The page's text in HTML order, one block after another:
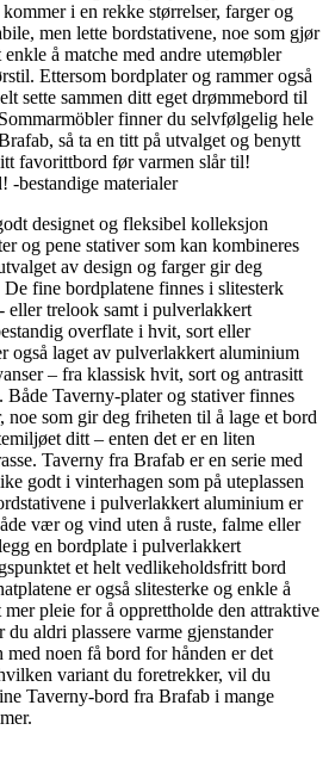
i en rekke størrelser, farger og
men lette bordstativene, noe som gjør
å matche med andre utemøbler
Ettersom bordplater og rammer også
sette sammen ditt eget drømmebord til
finner du selvfølgelig hele
så ta en titt på utvalget og benytt
favorittbord før varmen slår til!
bestandige materialer
designet og fleksibel kolleksjon
og pene stativer som kan kombineres
av design og farger gir deg
fine bordplatene finnes i slitesterk
eller trelook samt i pulverlakkert
overflate i hvit, sort eller
også laget av pulverlakkert aluminium
– fra klassisk hvit, sort og antrasitt
Taverny-plater og stativer finnes
noe som gir deg friheten til å lage et bord
ditt – enten det er en liten
Taverny fra Brafab er en serie med
godt i vinterhagen som på uteplassen
i pulverlakkert aluminium er
vær og vind uten å ruste, falme eller
en bordplate i pulverlakkert
et helt vedlikeholdsfritt bord
er også slitesterke og enkle å
pleie for å opprettholde den attraktive
aldri plassere varme gjenstander
noen få bord for hånden er det
variant du foretrekker, vil du
Taverny-bord fra Brafab i mange